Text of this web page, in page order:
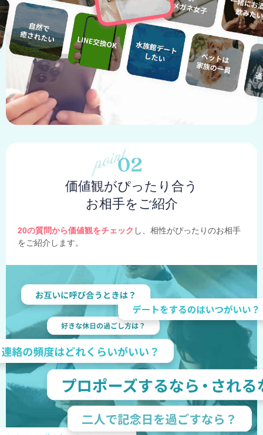
価値観がぴったり合う
お相手をご紹介
20の質問から価値観をチェック し、相性がぴったりのお相手
をご紹介します。